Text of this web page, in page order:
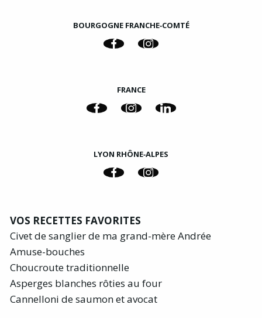
BOURGOGNE FRANCHE‑COMTÉ
FRANCE
LYON RHÔNE‑ALPES
VOS RECETTES FAVORITES
Civet de sanglier de ma grand-mère Andrée
Amuse-bouches
Choucroute traditionnelle
Asperges blanches rôties au four
Cannelloni de saumon et avocat